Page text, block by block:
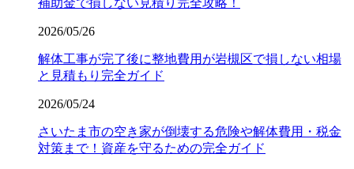
補助金で損しない見積り完全攻略！
2026/05/26
解体工事が完了後に整地費用が岩槻区で損しない相場
と見積もり完全ガイド
2026/05/24
さいたま市の空き家が倒壊する危険や解体費用・税金
対策まで！資産を守るための完全ガイド